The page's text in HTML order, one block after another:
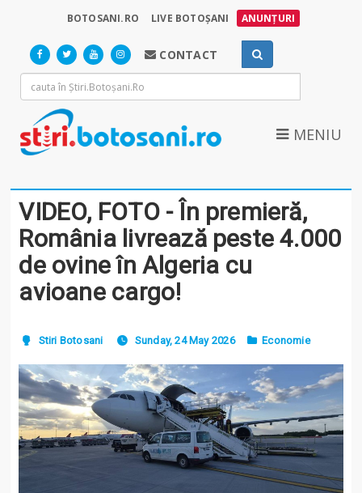
BOTOSANI.RO LIVE BOTOȘANI ANUNȚURI
CONTACT
MENIU
VIDEO, FOTO - În premieră,
România livrează peste 4.000
de ovine în Algeria cu
avioane cargo!
Stiri Botosani Sunday, 24 May 2026 Economie